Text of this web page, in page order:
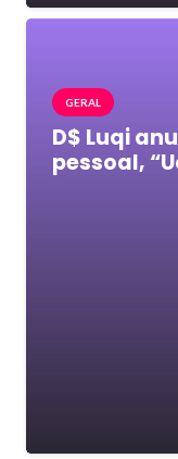
GERAL
D$ Luqi
pessoal,